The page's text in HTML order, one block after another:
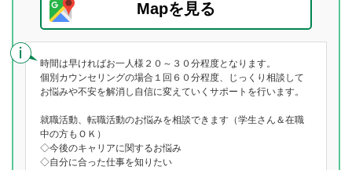
Mapを見る
時間は早ければお一人様２０～３０分程度となります。
個別カウンセリングの場合１回６０分程度、じっくり相談して
お悩みや不安を解消し自信に変えていくサポートを行います。
就職活動、転職活動のお悩みを相談できます（学生さん＆在職
中の方もＯＫ）
◇今後のキャリアに関するお悩み
◇自分に合った仕事を知りたい